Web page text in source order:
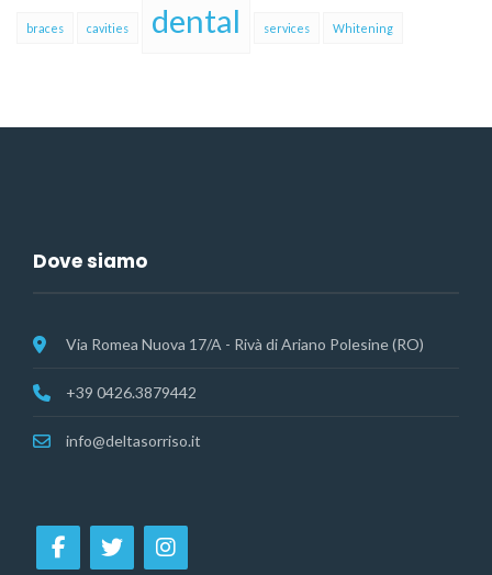
braces cavities dental services Whitening
Dove siamo
Via Romea Nuova 17/A - Rivà di Ariano Polesine (RO)
+39 0426.3879442
info@deltasorriso.it